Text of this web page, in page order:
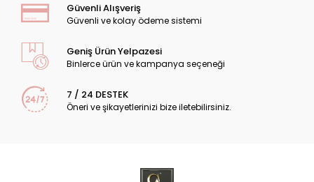
Güvenli Alışveriş
Güvenli ve kolay ödeme sistemi
Geniş Ürün Yelpazesi
Binlerce ürün ve kampanya seçeneği
7 / 24 DESTEK
Öneri ve şikayetlerinizi bize iletebilirsiniz.